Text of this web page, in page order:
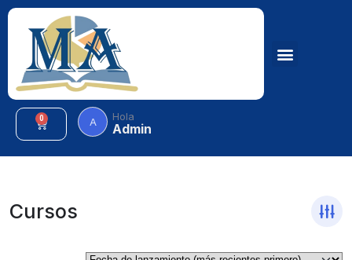
0 A Hola
Admin
Cursos